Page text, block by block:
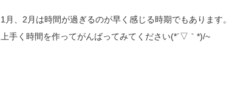
1月、2月は時間が過ぎるのが早く感じる時期でもあります。
上手く時間を作ってがんばってみてください(*´▽｀*)/~